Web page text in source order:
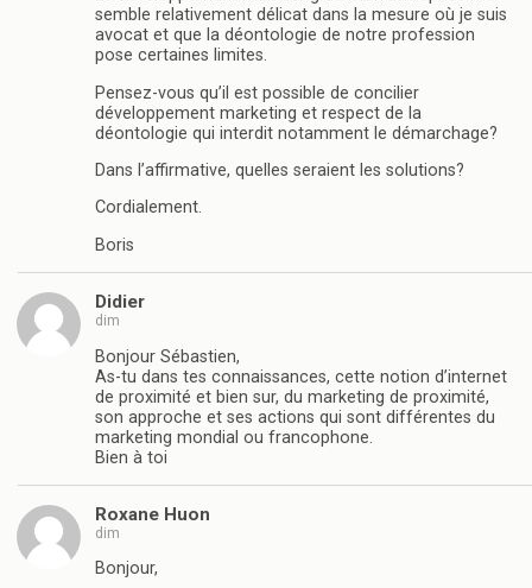
semble relativement délicat dans la mesure où je suis
avocat et que la déontologie de notre profession
pose certaines limites.
Pensez-vous qu’il est possible de concilier
développement marketing et respect de la
déontologie qui interdit notamment le démarchage?
Dans l’affirmative, quelles seraient les solutions?
Cordialement.
Boris
Didier
dim
Bonjour Sébastien,
As-tu dans tes connaissances, cette notion d’internet
de proximité et bien sur, du marketing de proximité,
son approche et ses actions qui sont différentes du
marketing mondial ou francophone.
Bien à toi
Roxane Huon
dim
Bonjour,